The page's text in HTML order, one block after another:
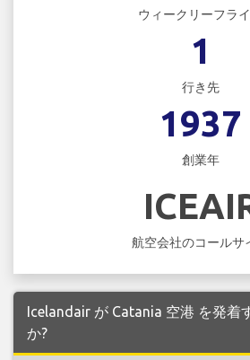
ウィークリーフラ
1
行き先
1937
創業年
航空会社のコールサ
Icelandair が Catania 空港 を発着
か?